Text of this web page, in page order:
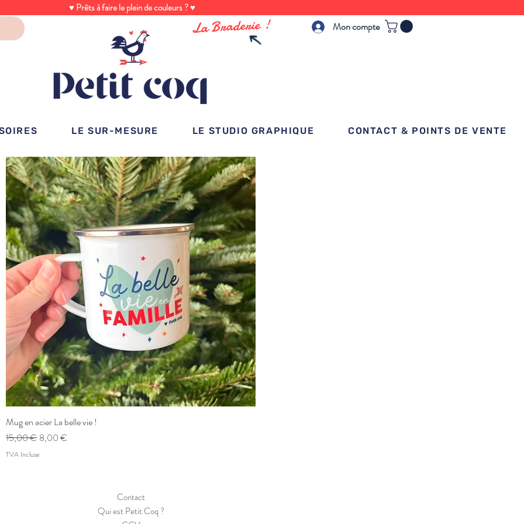
♥ Prêts à faire le plein de couleurs ? ♥
Mon compte
La Braderie !
LE SUR-MESURE LE STUDIO GRAPHIQUE CONTACT & POINTS DE VENTE
Mug en acier La belle vie !
Prix original
15,00 € Prix promotionnel
8,00 €
TVA Incluse
Contact
Qui est Petit Coq ?